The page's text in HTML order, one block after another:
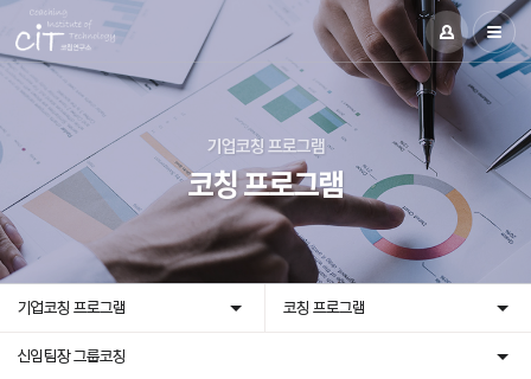
기업코칭 프로그램
코칭 프로그램
기업코칭 프로그램 코칭 프로그램
신임팀장 그룹코칭